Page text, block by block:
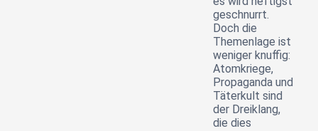
geschnurrt.
Doch die
Themenlage ist
weniger knuffig:
Atomkriege,
Propaganda und
Täterkult sind
der Dreiklang,
die dies